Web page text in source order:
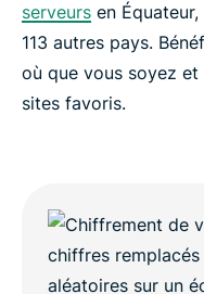
serveurs en
113 autres pays.
où que vous soyez
sites favoris.